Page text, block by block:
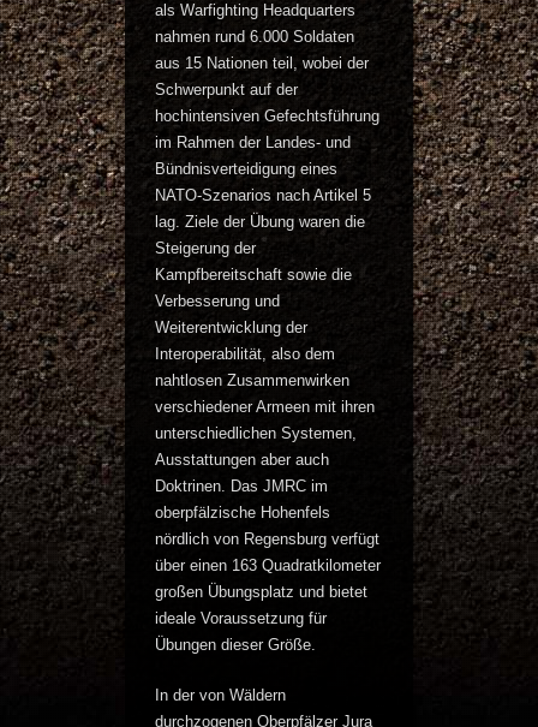
als Warfighting Headquarters
nahmen rund 6.000 Soldaten
aus 15 Nationen teil, wobei der
Schwerpunkt auf der
hochintensiven Gefechtsführung
im Rahmen der Landes- und
Bündnisverteidigung eines
NATO-Szenarios nach Artikel 5
lag. Ziele der Übung waren die
Steigerung der
Kampfbereitschaft sowie die
Verbesserung und
Weiterentwicklung der
Interoperabilität, also dem
nahtlosen Zusammenwirken
verschiedener Armeen mit ihren
unterschiedlichen Systemen,
Ausstattungen aber auch
Doktrinen. Das JMRC im
oberpfälzische Hohenfels
nördlich von Regensburg verfügt
über einen 163 Quadratkilometer
großen Übungsplatz und bietet
ideale Voraussetzung für
Übungen dieser Größe.
In der von Wäldern
durchzogenen Oberpfälzer Jura